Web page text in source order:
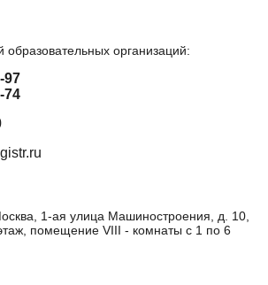
образовательных организаций:
97
74
1-ая улица Машиностроения, д. 10,
помещение VIII - комнаты с 1 по 6